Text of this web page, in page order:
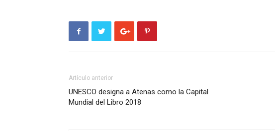
Artículo anterior
UNESCO designa a Atenas como la Capital
Mundial del Libro 2018